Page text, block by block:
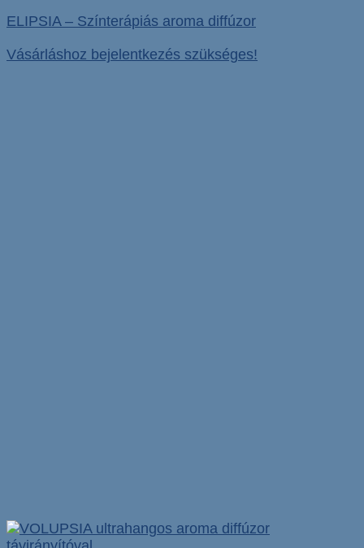
ELIPSIA – Színterápiás aroma diffúzor
Vásárláshoz bejelentkezés szükséges!